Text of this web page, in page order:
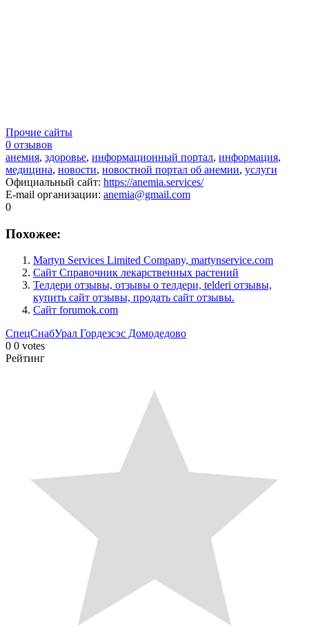
Прочие сайты
0 отзывов
анемия, здоровье, информационный портал, информация,
медицина, новости, новостной портал об анемии, услуги
Официальный сайт: https://anemia.services/
E-mail организации: anemia@gmail.com
0
Похожее:
Martyn Services Limited Company, martynservice.com
Сайт Справочник лекарственных растений
Телдери отзывы, отзывы о телдери, telderi отзывы,
купить сайт отзывы, продать сайт отзывы.
Сайт forumok.com
СпецСнабУрал Гордезсэс Домодедово
0 0 votes
Рейтинг